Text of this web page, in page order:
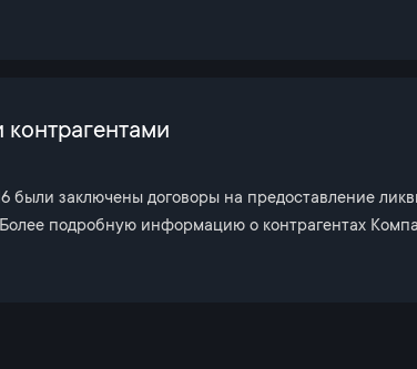
были заключены договоры на предоставление
подробную информацию о контрагентах